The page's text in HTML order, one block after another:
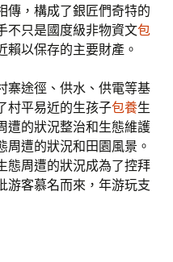
傳，構成了銀匠們奇特的
不只是國度級非物資文包
賴以保存的主要財產。
寨途徑、供水、供電等基
村平易近的生孩子包養生
遭的狀況整治和生態維護
遭的狀況和田園風景。
態周遭的狀況成為了控拜
游客慕名而來，年游玩支